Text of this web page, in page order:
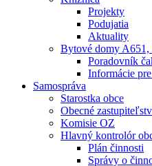
Projekty
Podujatia
Aktuality
Bytové domy A651,
Poradovník
Informácie
Samospráva
Starostka obce
Obecné
Komisie OZ
Hlavný kontrolór
Plán činnosti
Správy o